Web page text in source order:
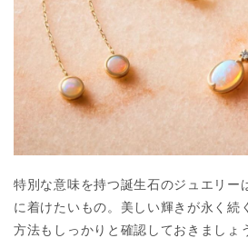
特別な意味を持つ誕生石のジュエリー
に着けたいもの。美しい輝きが永く続
方法もしっかりと確認しておきましょ